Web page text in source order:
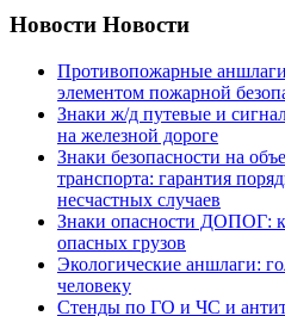
Новости Новости
Противопожарные
элементом пожарной
Знаки ж/д путевые и
на железной дороге
Знаки безопасности на
транспорта: гарантия
несчастных случаев
Знаки опасности ДОПОГ:
опасных грузов
Экологические аншлаги:
человеку
Стенды по ГО и ЧС и